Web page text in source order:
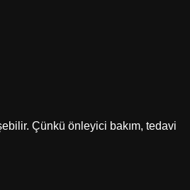
Çünkü önleyici bakım, tedavi